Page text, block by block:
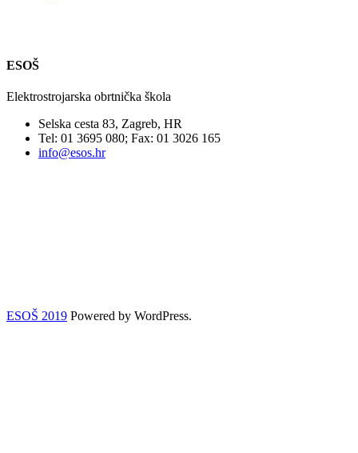
ESOŠ
Elektrostrojarska obrtnička škola
Selska cesta 83, Zagreb, HR
Tel: 01 3695 080; Fax: 01 3026 165
info@esos.hr
ESOŠ 2019 Powered by WordPress.